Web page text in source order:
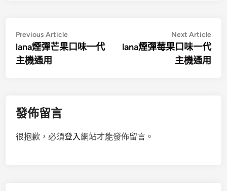
文
章
導
Previous ArticlePrevious
article:
lana煙彈芒果口味一代
主機通用
Next Article
lana煙彈莓果口味一代
主機通用
發佈留言
很抱歉，必須登入網站才能發佈留言。